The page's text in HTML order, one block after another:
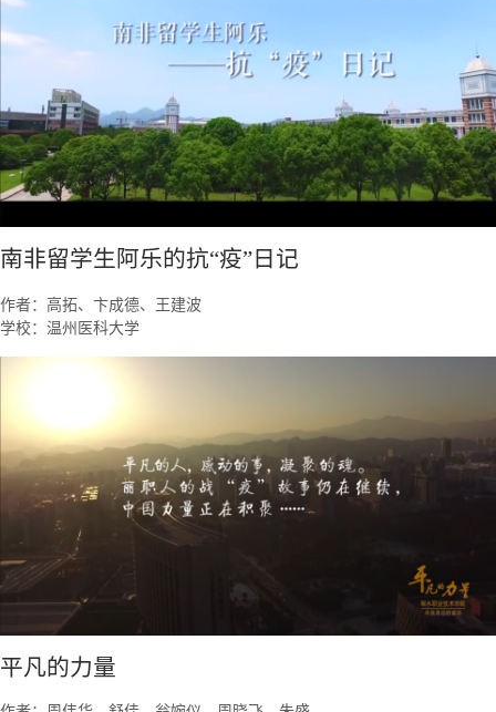
南非留学生阿乐的抗“疫”日记
作者：高拓、卞成德、王建波
学校：温州医科大学
平凡的力量